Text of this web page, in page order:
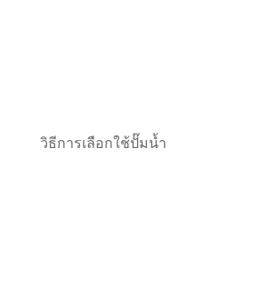
วิธีการเลือกใช้ปั๊มน้ำ